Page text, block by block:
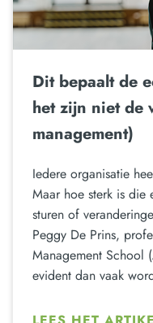
Dit bepaalt de
het zijn niet de
management)
Iedere organisatie
Maar hoe sterk is die
sturen of
Peggy De Prins,
Management School
evident dan vaak